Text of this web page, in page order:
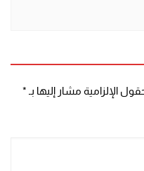
الإلزامية مشار إليها بـ *